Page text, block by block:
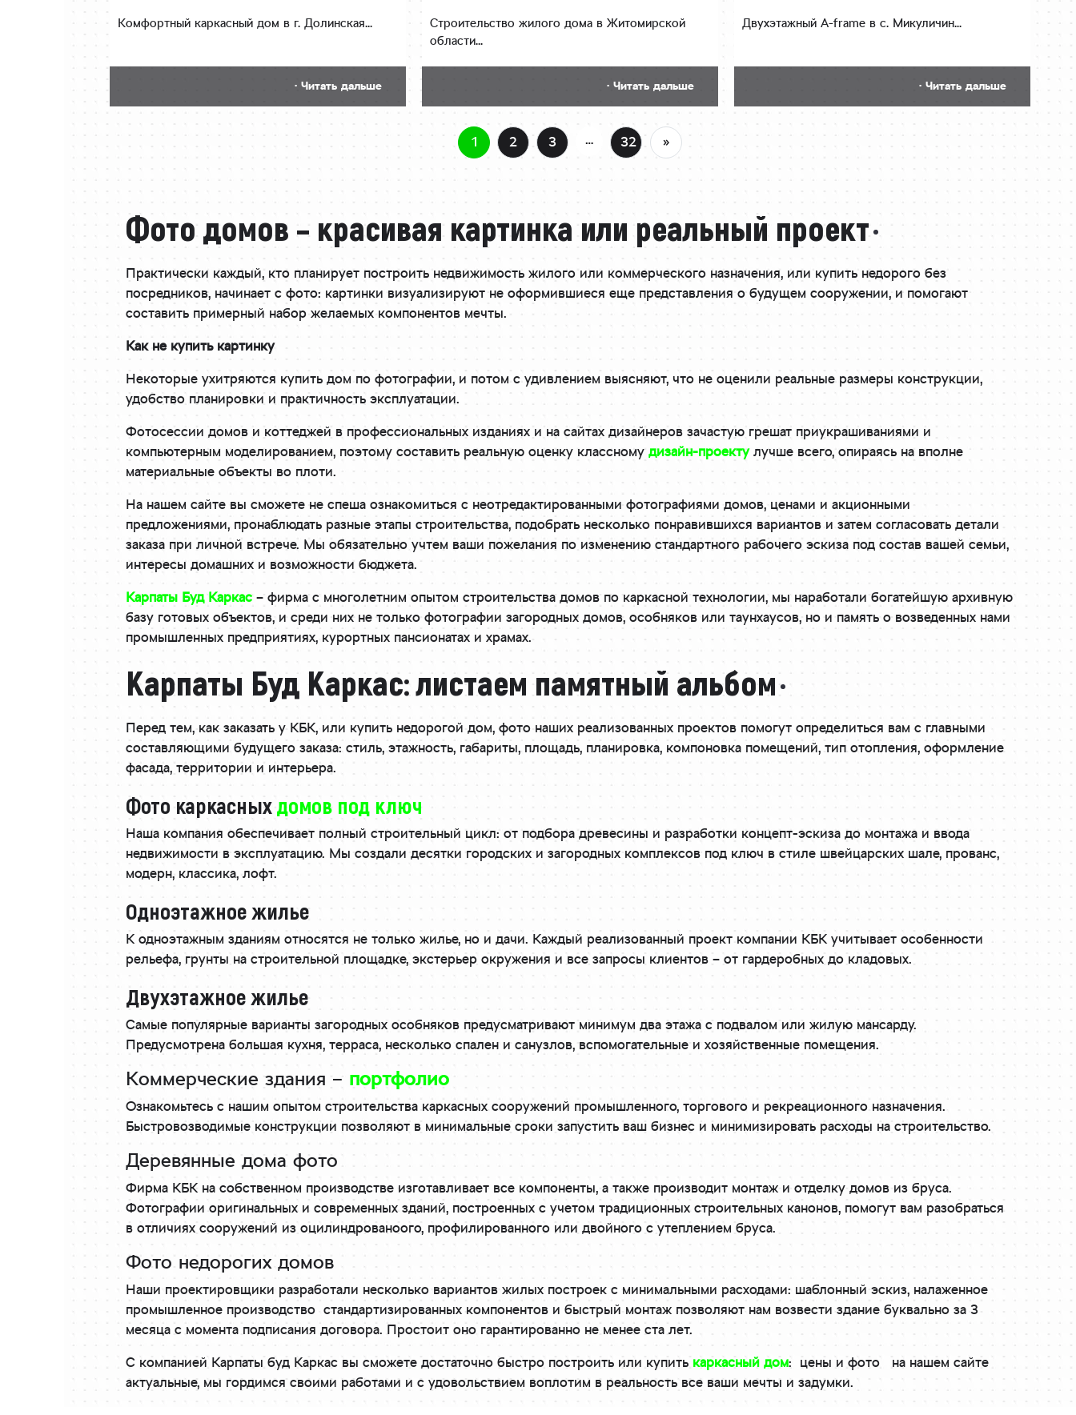
Комфортный каркасный дом в г. Долинская...
· Читать дальше
Строительство жилого дома в Житомирской
области...
· Читать дальше
Двухэтажный A-frame в с. Микуличин...
· Читать дальше
1 2 3 … 32 »
Фото домов – красивая картинка или реальный проект
Практически каждый, кто планирует построить недвижимость жилого или коммерческого назначения, или купить недорого без
посредников, начинает с фото: картинки визуализируют не оформившиеся еще представления о будущем сооружении, и помогают
составить примерный набор желаемых компонентов мечты.
Как не купить картинку
Некоторые ухитряются купить дом по фотографии, и потом с удивлением выясняют, что не оценили реальные размеры конструкции,
удобство планировки и практичность эксплуатации.
Фотосессии домов и коттеджей в профессиональных изданиях и на сайтах дизайнеров зачастую грешат приукрашиваниями и
компьютерным моделированием, поэтому составить реальную оценку классномудизайн-проектулучше всего, опираясь на вполне
материальные объекты во плоти.
На нашем сайте вы сможете не спеша ознакомиться с неотредактированными фотографиями домов, ценами и акционными
предложениями, пронаблюдать разные этапы строительства, подобрать несколько понравившихся вариантов и затем согласовать детали
заказа при личной встрече. Мы обязательно учтем ваши пожелания по изменению стандартного рабочего эскиза под состав вашей семьи,
интересы домашних и возможности бюджета.
Карпаты Буд Каркас– фирма с многолетним опытом строительства домов по каркасной технологии, мы наработали богатейшую архивную
базу готовых объектов, и среди них не только фотографии загородных домов, особняков или таунхаусов, но и память о возведенных нами
промышленных предприятиях, курортных пансионатах и храмах.
Карпаты Буд Каркас: листаем памятный альбом
Перед тем, как заказать у КБК, или купить недорогой дом, фото наших реализованных проектов помогут определиться вам с главными
составляющими будущего заказа: стиль, этажность, габариты, площадь, планировка, компоновка помещений, тип отопления, оформление
фасада, территории и интерьера.
Фото каркасныхдомов под ключ
Наша компания обеспечивает полный строительный цикл: от подбора древесины и разработки концепт-эскиза до монтажа и ввода
недвижимости в эксплуатацию. Мы создали десятки городских и загородных комплексов под ключ в стиле швейцарских шале, прованс,
модерн, классика, лофт.
Одноэтажное жилье
К одноэтажным зданиям относятся не только жилье, но и дачи. Каждый реализованный проект компании КБК учитывает особенности
рельефа, грунты на строительной площадке, экстерьер окружения и все запросы клиентов – от гардеробных до кладовых.
Двухэтажное жилье
Самые популярные варианты загородных особняков предусматривают минимум два этажа с подвалом или жилую мансарду.
Предусмотрена большая кухня, терраса, несколько спален и санузлов, вспомогательные и хозяйственные помещения.
Коммерческие здания – портфолио
Ознакомьтесь с нашим опытом строительства каркасных сооружений промышленного, торгового и рекреационного назначения.
Быстровозводимые конструкции позволяют в минимальные сроки запустить ваш бизнес и минимизировать расходы на строительство.
Деревянные дома фото
Фирма КБК на собственном производстве изготавливает все компоненты, а также производит монтаж и отделку домов из бруса.
Фотографии оригинальных и современных зданий, построенных с учетом традиционных строительных канонов, помогут вам разобраться
в отличиях сооружений из оцилиндрованоого, профилированного или двойного с утеплением бруса.
Фото недорогих домов
Наши проектировщики разработали несколько вариантов жилых построек с минимальными расходами: шаблонный эскиз, налаженное
промышленное производство стандартизированных компонентов и быстрый монтаж позволяют нам возвести здание буквально за 3
месяца с момента подписания договора. Простоит оно гарантированно не менее ста лет.
С компанией Карпаты буд Каркас вы сможете достаточно быстро построить или купить каркасный дом: цены и фото на нашем сайте
актуальные, мы гордимся своими работами и с удовольствием воплотим в реальность все ваши мечты и задумки.